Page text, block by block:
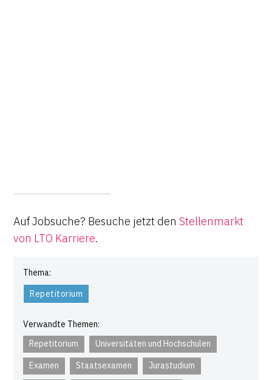
Auf Jobsuche? Besuche jetzt den Stellenmarkt
von LTO Karriere.
Thema:
Repetitorium
Verwandte Themen:
Repetitorium
Universitäten und Hochschulen
Examen
Staatsexamen Jurastudium